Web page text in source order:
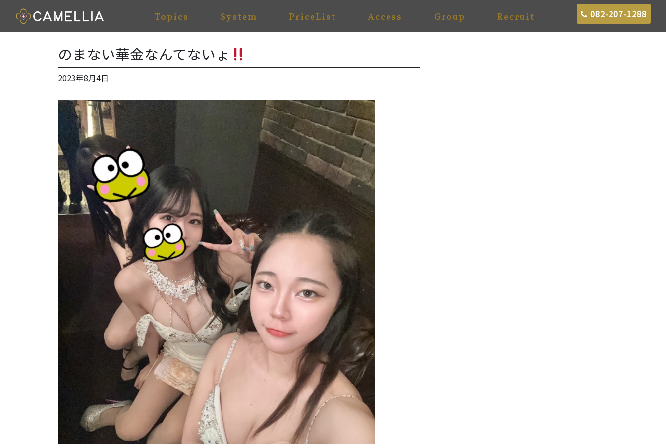
Topics System PriceList Access Group Recruit 082-207-1288
のまない華金なんてないょ
2023年8月4日